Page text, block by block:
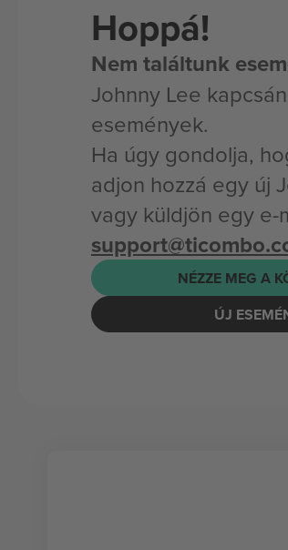
Hoppá!
Nem találtunk
Johnny Lee
események.
Ha úgy gondolja,
adjon hozzá egy új
vagy küldjön egy e-
NÉZZE MEG A
ÚJ